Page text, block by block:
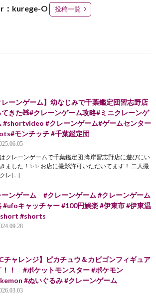
：kurege-O 投稿一覧
レーンゲーム】幼なじみで千葉鑑定団習志野店
てきた🧸#クレーンゲーム攻略#ミニクレーンゲ
#shortvideo #クレーンゲーム#ゲームセンター
モンチッチ #千葉鑑定団
クレーンゲームで千葉鑑定団 湾岸習志野店に遊びにい
ました！✨✨ お店に撮影許可いただいてます！ 二人撮
レ[…]
ーンゲーム #クレーンゲーム #クレーンゲーム
#ufoキャッチャー #100円娯楽 #伊東市 #伊東温
#shorts
チャレンジ】ピカチュウ＆カビゴンフィギュア
！！ #ポケットモンスター #ポケモン
#ぬいぐるみ #クレーンゲーム